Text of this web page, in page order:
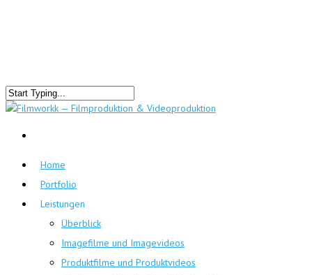
Home
Portfolio
Leistungen
Überblick
Imagefilme und Imagevideos
Produktfilme und Produktvideos